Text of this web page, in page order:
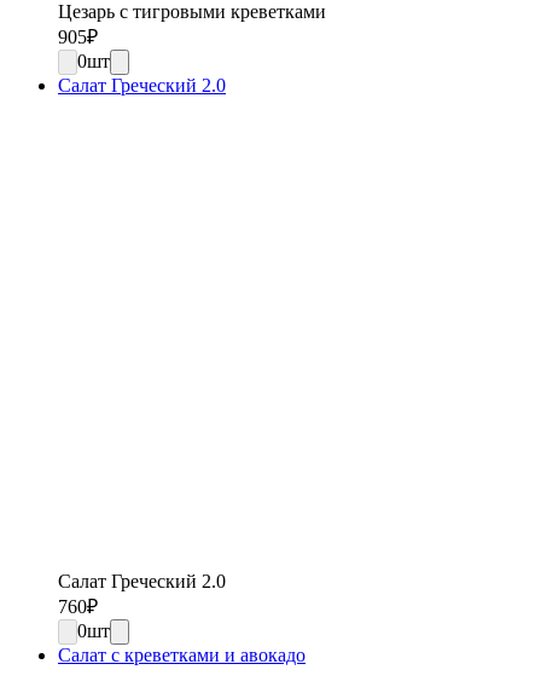
Цезарь с тигровыми креветками
905₽
0шт
Салат Греческий 2.0
Салат Греческий 2.0
760₽
0шт
Салат с креветками и авокадо